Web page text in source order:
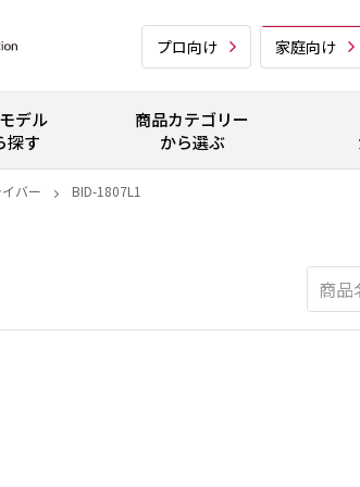
プロ向け 家庭向け
デル
探す
商品カテゴリー
から選ぶ
バー BID-1807L1